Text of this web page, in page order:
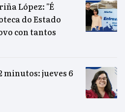
López: "É
do Estado
con tantos
minutos: jueves 6